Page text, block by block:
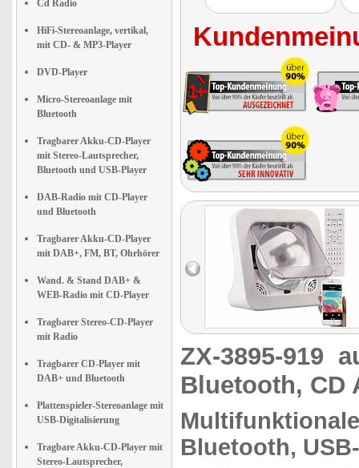
Cd Radio
HiFi-Stereoanlage, vertikal,
mit CD- & MP3-Player
DVD-Player
Micro-Stereoanlage mit
Bluetooth
Tragbarer Akku-CD-Player
mit Stereo-Lautsprecher,
Bluetooth und USB-Player
DAB-Radio mit CD-Player
und Bluetooth
Tragbarer Akku-CD-Player
mit DAB+, FM, BT, Ohrhörer
Wand. & Stand DAB+ &
WEB-Radio mit CD-Player
Tragbarer Stereo-CD-Player
mit Radio
Tragbarer CD-Player mit
DAB+ und Bluetooth
Plattenspieler-Stereoanlage mit
USB-Digitalisierung
Tragbare Akku-CD-Player mit
Stereo-Lautsprecher,
Brainer" und ein
funktionales Schnäppchen."
ZX-3895-919
Bluetooth, CD
Bluetooth,